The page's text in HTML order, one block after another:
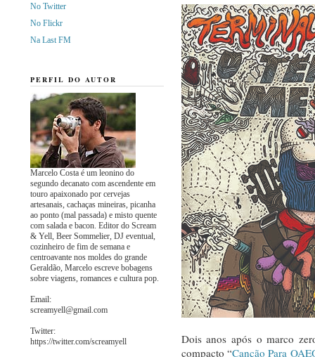
Dois anos após o marco
compacto “Canção Para
No Twitter
No Flickr
Na Last FM
PERFIL DO AUTOR
Marcelo Costa é um leonino do
segundo decanato com ascendente em
touro apaixonado por cervejas
artesanais, cachaças mineiras, picanha
ao ponto (mal passada) e misto quente
com salada e bacon. Editor do Scream
& Yell, Beer Sommelier, DJ eventual,
cozinheiro de fim de semana e
centroavante nos moldes do grande
Geraldão, Marcelo escreve bobagens
sobre viagens, romances e cultura pop.
Email:
screamyell@gmail.com
Twitter:
https://twitter.com/screamyell